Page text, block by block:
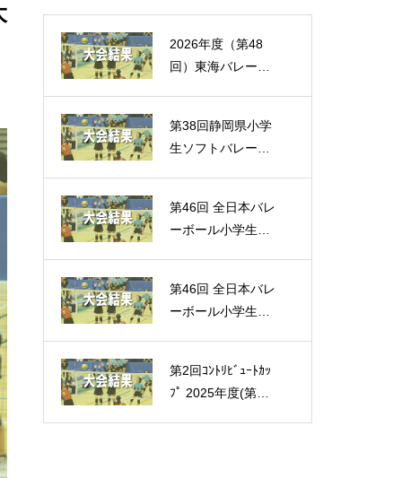
2026年度（第48
回）東海バレーボ
（大会結果）
第38回静岡県小学
生ソフトバレーボ
した（大会結果）
第46回 全日本バレ
ーボール小学生大
（大会結果）
第46回 全日本バレ
ーボール小学生大
会結果）
第2回ｺﾝﾄﾘﾋﾞｭｰﾄｶｯ
ﾌﾟ 2025年度(第27